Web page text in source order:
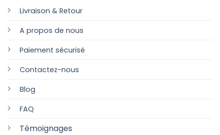
Livraison & Retour
A propos de nous
Paiement sécurisé
Contactez-nous
Blog
FAQ
Témoignages